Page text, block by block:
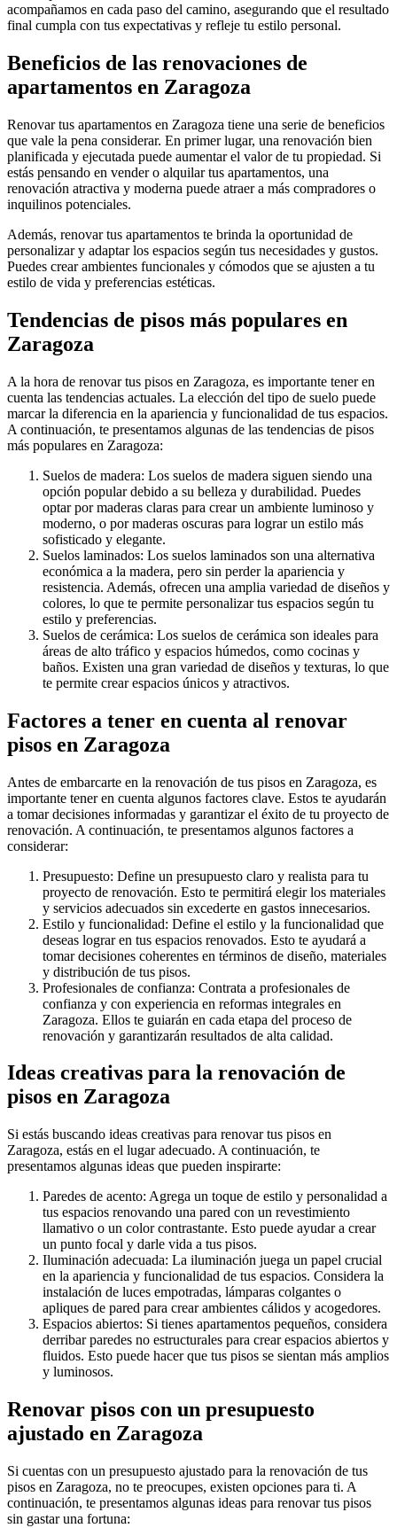
acompañamos en cada paso del camino, asegurando que el resultado
final cumpla con tus expectativas y refleje tu estilo personal.
Beneficios de las renovaciones de
apartamentos en Zaragoza
Renovar tus apartamentos en Zaragoza tiene una serie de beneficios
que vale la pena considerar. En primer lugar, una renovación bien
planificada y ejecutada puede aumentar el valor de tu propiedad. Si
estás pensando en vender o alquilar tus apartamentos, una
renovación atractiva y moderna puede atraer a más compradores o
inquilinos potenciales.
Además, renovar tus apartamentos te brinda la oportunidad de
personalizar y adaptar los espacios según tus necesidades y gustos.
Puedes crear ambientes funcionales y cómodos que se ajusten a tu
estilo de vida y preferencias estéticas.
Tendencias de pisos más populares en
Zaragoza
A la hora de renovar tus pisos en Zaragoza, es importante tener en
cuenta las tendencias actuales. La elección del tipo de suelo puede
marcar la diferencia en la apariencia y funcionalidad de tus espacios.
A continuación, te presentamos algunas de las tendencias de pisos
más populares en Zaragoza:
Suelos de madera: Los suelos de madera siguen siendo una
opción popular debido a su belleza y durabilidad. Puedes
optar por maderas claras para crear un ambiente luminoso y
moderno, o por maderas oscuras para lograr un estilo más
sofisticado y elegante.
Suelos laminados: Los suelos laminados son una alternativa
económica a la madera, pero sin perder la apariencia y
resistencia. Además, ofrecen una amplia variedad de diseños y
colores, lo que te permite personalizar tus espacios según tu
estilo y preferencias.
Suelos de cerámica: Los suelos de cerámica son ideales para
áreas de alto tráfico y espacios húmedos, como cocinas y
baños. Existen una gran variedad de diseños y texturas, lo que
te permite crear espacios únicos y atractivos.
Factores a tener en cuenta al renovar
pisos en Zaragoza
Antes de embarcarte en la renovación de tus pisos en Zaragoza, es
importante tener en cuenta algunos factores clave. Estos te ayudarán
a tomar decisiones informadas y garantizar el éxito de tu proyecto de
renovación. A continuación, te presentamos algunos factores a
considerar:
Presupuesto: Define un presupuesto claro y realista para tu
proyecto de renovación. Esto te permitirá elegir los materiales
y servicios adecuados sin excederte en gastos innecesarios.
Estilo y funcionalidad: Define el estilo y la funcionalidad que
deseas lograr en tus espacios renovados. Esto te ayudará a
tomar decisiones coherentes en términos de diseño, materiales
y distribución de tus pisos.
Profesionales de confianza: Contrata a profesionales de
confianza y con experiencia en reformas integrales en
Zaragoza. Ellos te guiarán en cada etapa del proceso de
renovación y garantizarán resultados de alta calidad.
Ideas creativas para la renovación de
pisos en Zaragoza
Si estás buscando ideas creativas para renovar tus pisos en
Zaragoza, estás en el lugar adecuado. A continuación, te
presentamos algunas ideas que pueden inspirarte:
Paredes de acento: Agrega un toque de estilo y personalidad a
tus espacios renovando una pared con un revestimiento
llamativo o un color contrastante. Esto puede ayudar a crear
un punto focal y darle vida a tus pisos.
Iluminación adecuada: La iluminación juega un papel crucial
en la apariencia y funcionalidad de tus espacios. Considera la
instalación de luces empotradas, lámparas colgantes o
apliques de pared para crear ambientes cálidos y acogedores.
Espacios abiertos: Si tienes apartamentos pequeños, considera
derribar paredes no estructurales para crear espacios abiertos y
fluidos. Esto puede hacer que tus pisos se sientan más amplios
y luminosos.
Renovar pisos con un presupuesto
ajustado en Zaragoza
Si cuentas con un presupuesto ajustado para la renovación de tus
pisos en Zaragoza, no te preocupes, existen opciones para ti. A
continuación, te presentamos algunas ideas para renovar tus pisos
sin gastar una fortuna: